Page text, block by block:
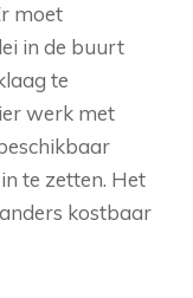
moet
in de buurt
te
werk met
te zetten. Het
kostbaar